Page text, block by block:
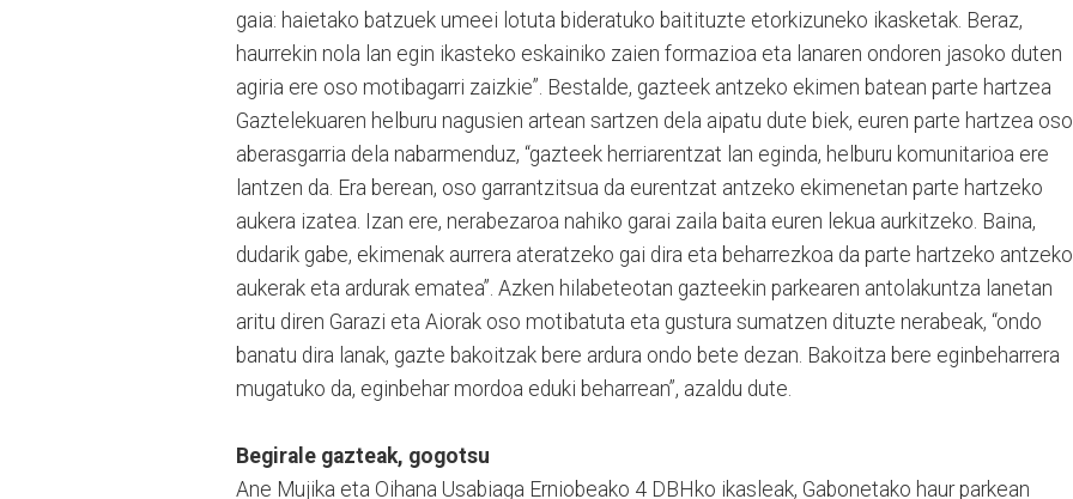
gaia: haietako batzuek umeei lotuta bideratuko baitituzte etorkizuneko ikasketak. Beraz,
haurrekin nola lan egin ikasteko eskainiko zaien formazioa eta lanaren ondoren jasoko duten
agiria ere oso motibagarri zaizkie”. Bestalde, gazteek antzeko ekimen batean parte hartzea
Gaztelekuaren helburu nagusien artean sartzen dela aipatu dute biek, euren parte hartzea oso
aberasgarria dela nabarmenduz, “gazteek herriarentzat lan eginda, helburu komunitarioa ere
lantzen da. Era berean, oso garrantzitsua da eurentzat antzeko ekimenetan parte hartzeko
aukera izatea. Izan ere, nerabezaroa nahiko garai zaila baita euren lekua aurkitzeko. Baina,
dudarik gabe, ekimenak aurrera ateratzeko gai dira eta beharrezkoa da parte hartzeko antzeko
aukerak eta ardurak ematea”. Azken hilabeteotan gazteekin parkearen antolakuntza lanetan
aritu diren Garazi eta Aiorak oso motibatuta eta gustura sumatzen dituzte nerabeak, “ondo
banatu dira lanak, gazte bakoitzak bere ardura ondo bete dezan. Bakoitza bere eginbeharrera
mugatuko da, eginbehar mordoa eduki beharrean”, azaldu dute.
Begirale gazteak, gogotsu
Ane Mujika eta Oihana Usabiaga Erniobeako 4 DBHko ikasleak, Gabonetako haur parkean